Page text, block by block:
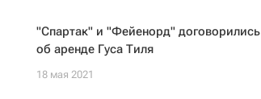
"Спартак" и "Фейенорд" договорились
об аренде Гуса Тиля
18 мая 2021